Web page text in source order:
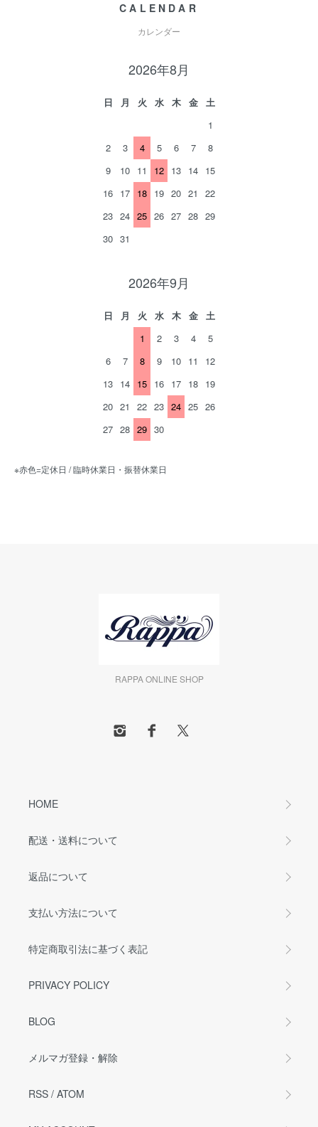
CALENDAR
カレンダー
2026年8月
日 月 火 水 木 金
土
1
2
3 4 5 6 7
8
9
10 11 12 13 14 15
16 17 18 19 20 21
22
23 24 25 26 27 28 29
30 31
2026年9月
日 月 火 水 木 金
土
1
2 3 4
5
6
7 8 9 10 11
12
13 14 15 16 17 18 19
20 21 22 23 24 25 26
27 28 29 30
※赤色=定休日 / 臨時休業日・振替休業日
RAPPA ONLINE SHOP
HOME
配送・送料について
返品について
支払い方法について
特定商取引法に基づく表記
PRIVACY POLICY
BLOG
メルマガ登録・解除
RSS / ATOM